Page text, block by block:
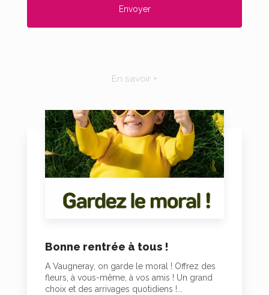
En savoir +
Bonne rentrée à tous !
A Vaugneray, on garde le moral ! Offrez des
fleurs, à vous-même, à vos amis ! Un grand
choix et des arrivages quotidiens !...